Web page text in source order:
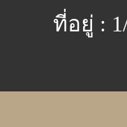
ที่อยู่ :